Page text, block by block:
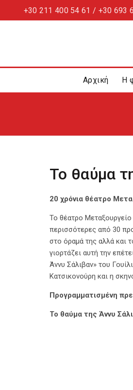
+30 211 400 54 61 / +30 693
Αρχική Η
Το θαύμα
20 χρόνια θέατρο
Το θέατρο
περισσότερες από 30
στο όραμά της αλλά και
γιορτάζει αυτή την
Άννυ Σάλιβαν» του
Κατσικονούρη και η
Προγραμματισμένη
Το θαύμα της Άννυ